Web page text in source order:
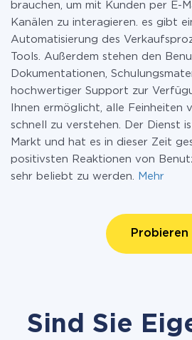
brauchen, um mit Kunden per E-
Kanälen zu interagieren. es gibt
Automatisierung des
Tools. Außerdem stehen den
Dokumentationen,
hochwertiger Support zur
Ihnen ermöglicht, alle Feinheiten
schnell zu verstehen. Der Dienst
Markt und hat es in dieser Zeit
positivsten Reaktionen von
sehr beliebt zu werden.
Mehr
Probieren
Sind Sie